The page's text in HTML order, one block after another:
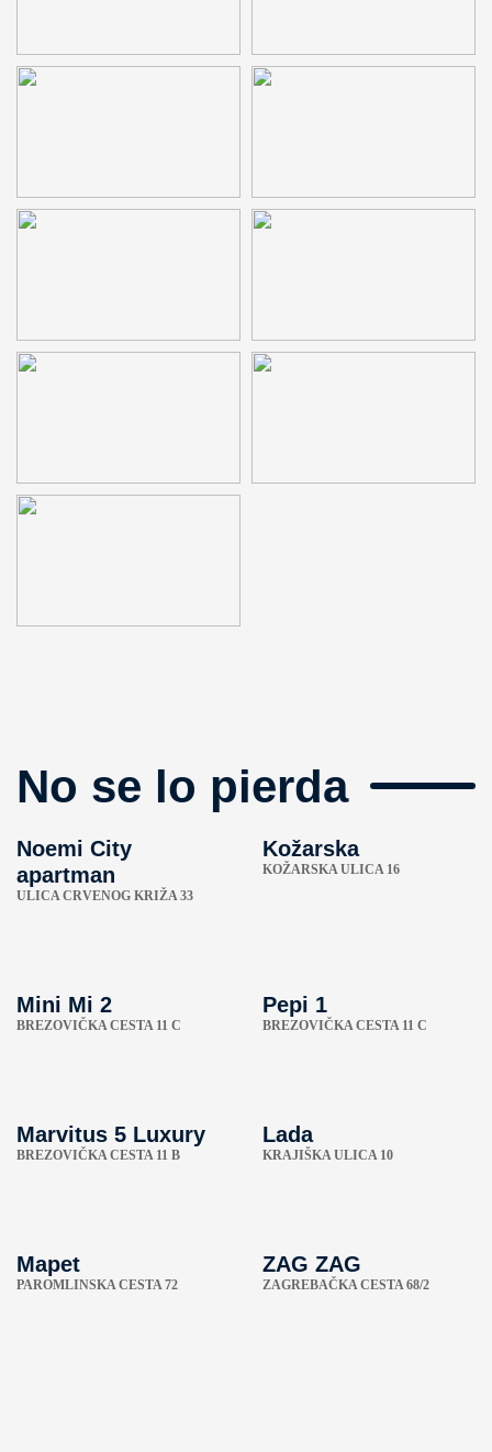
No se lo pierda
Noemi City
apartman
ULICA CRVENOG KRIŽA 33
Kožarska
KOŽARSKA ULICA 16
Mini Mi 2
BREZOVIČKA CESTA 11 C
Pepi 1
BREZOVIČKA CESTA 11 C
Marvitus 5 Luxury
BREZOVIČKA CESTA 11 B
Lada
KRAJIŠKA ULICA 10
Mapet
PAROMLINSKA CESTA 72
ZAG ZAG
ZAGREBAČKA CESTA 68/2